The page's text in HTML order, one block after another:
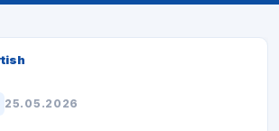
25.05.2026